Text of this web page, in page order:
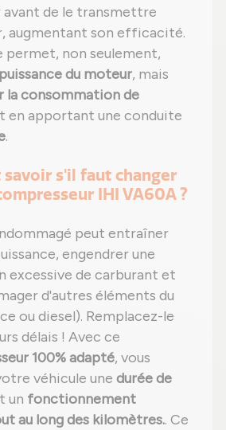
de le transmettre
augmentant son efficacité.
permet, non seulement,
du moteur, mais
la consommation de
en apportant une conduite
.
savoir s'il faut changer
IHI VA60A ?
peut entraîner
engendrer une
excessive de carburant et
d'autres éléments du
ou diesel). Remplacez-le
délais ! Avec ce
100% adapté, vous
véhicule une durée de
un fonctionnement
au long des kilomètres.. Ce